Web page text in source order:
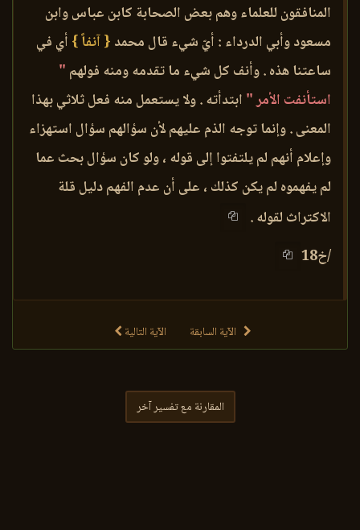
المنافقون للعلماء وهم بعض الصحابة كابن عباس وابن
مسعود وأبي الدرداء : أيّ شيء قال محمد { آنفاً } أي في
ساعتنا هذه . وأنف كل شيء ما تقدمه ومنه فولهم "
استأنفت الأمر " ابتدأته . ولا يستعمل منه فعل ثلاثي بهذا
المعنى . وإنما توجه الذم عليهم لأن سؤالهم سؤال استهزاء
وإعلام أنهم لم يلتفتوا إلى قوله ، ولو كان سؤال بحث عما
لم يفهموه لم يكن كذلك ، على أن عدم الفهم دليل قلة
الاكتراث لقوله .
/خ18
الآية السابقة الآية التالية
المقارنة مع تفسير آخر